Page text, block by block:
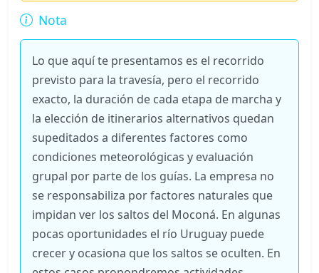
Nota
Lo que aquí te presentamos es el recorrido
previsto para la travesía, pero el recorrido
exacto, la duración de cada etapa de marcha y
la elección de itinerarios alternativos quedan
supeditados a diferentes factores como
condiciones meteorológicas y evaluación
grupal por parte de los guías. La empresa no
se responsabiliza por factores naturales que
impidan ver los saltos del Moconá. En algunas
pocas oportunidades el río Uruguay puede
crecer y ocasiona que los saltos se oculten. En